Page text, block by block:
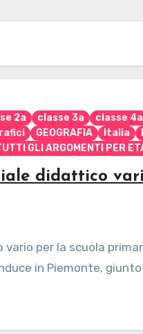
2a classe 3a classe 4a
GEOGRAFIA Italia
GLI ARGOMENTI PER
didattico
vario per la scuola
in Piemonte,